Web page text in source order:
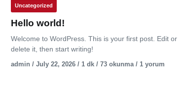
Uncategorized
Hello world!
Welcome to WordPress. This is your first post. Edit or
delete it, then start writing!
admin / July 22, 2026 / 1 dk / 73 okunma / 1 yorum